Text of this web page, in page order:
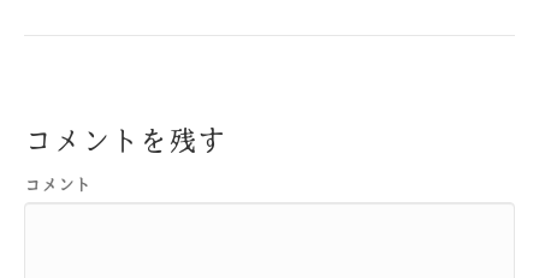
コメントを残す
コメント